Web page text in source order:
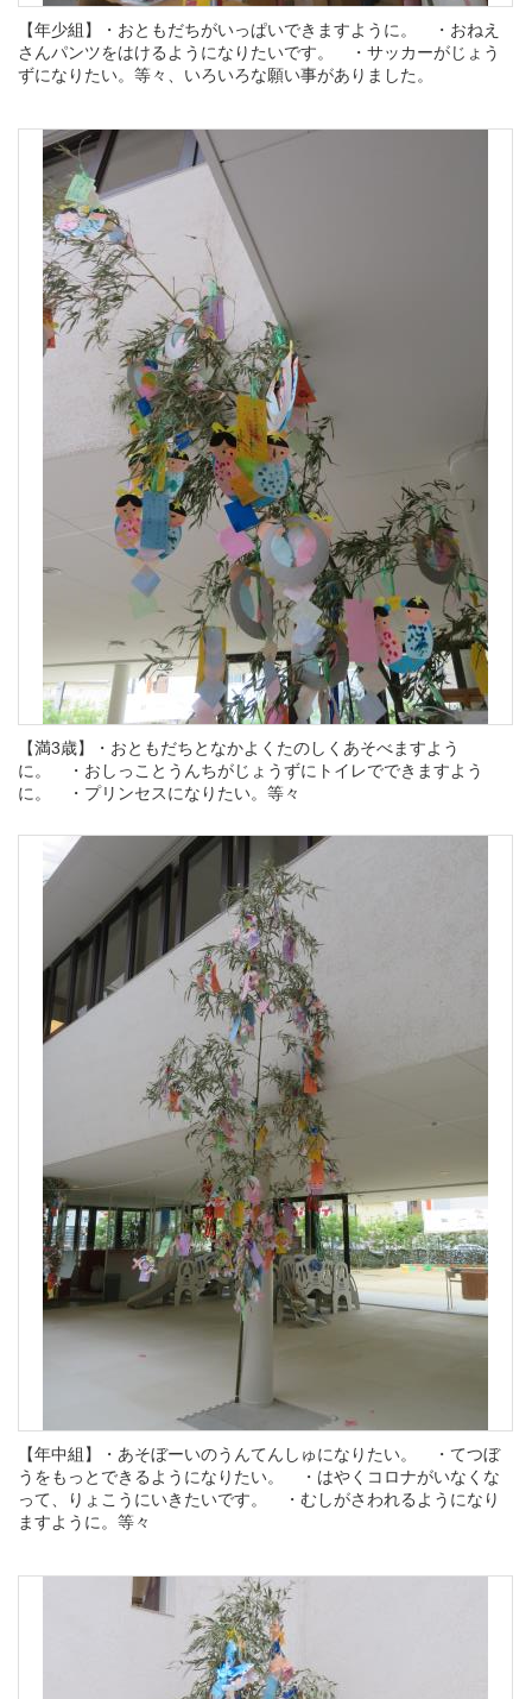
【年少組】・おともだちがいっぱいできますように。 ・おねえ
さんパンツをはけるようになりたいです。 ・サッカーがじょう
ずになりたい。等々、いろいろな願い事がありました。
【満3歳】・おともだちとなかよくたのしくあそべますよう
に。 ・おしっことうんちがじょうずにトイレでできますよう
に。 ・プリンセスになりたい。等々
【年中組】・あそぼーいのうんてんしゅになりたい。 ・てつぼ
うをもっとできるようになりたい。 ・はやくコロナがいなくな
って、りょこうにいきたいです。 ・むしがさわれるようになり
ますように。等々